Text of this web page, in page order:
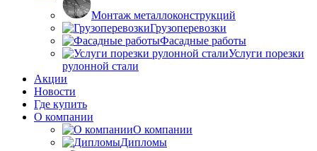
Монтаж металлоконструкций
Грузоперевозки
Фасадные работы
Услуги порезки
рулонной стали
Акции
Новости
Где купить
О компании
О компании
Дипломы